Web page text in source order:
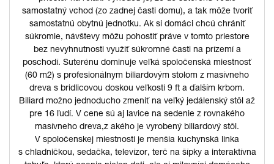
samostatný vchod (zo zadnej časti domu), a tak môže tvoriť
samostatnú obytnú jednotku. Ak si domáci chcú chrániť
súkromie, návštevy môžu pohostiť práve v tomto priestore
bez nevyhnutnosti využiť súkromné časti na prízemí a
poschodí. Suterénu dominuje veľká spoločenská miestnosť
(60 m2) s profesionálnym biliardovým stolom z masívneho
dreva s bridlicovou doskou veľkosti 9 ft a ďalším krbom.
Biliard možno jednoducho zmeniť na veľký jedálenský stôl až
pre 16 ľudí. V cene sú aj lavice na sedenie z rovnakého
masívneho dreva,z akého je vyrobený biliardový stôl.
V spoločenskej miestnosti je menšia kuchynská linka
s chladničkou, sedačka, televízor, terč na šípky a interaktívna